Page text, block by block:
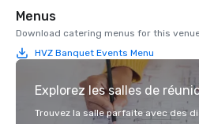
Menus
Download catering menus for this
HVZ Banquet Events Menu
Explorez les salles de
Trouvez la salle parfaite avec des